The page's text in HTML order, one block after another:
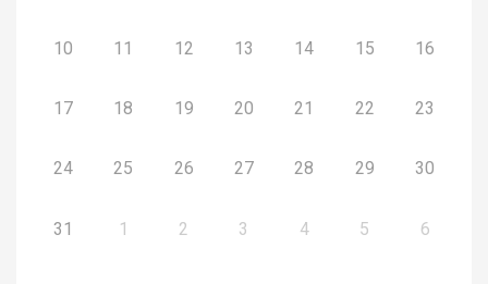
10 11 12 13 14 15 16
17 18 19 20 21 22 23
24 25 26 27 28 29 30
31 1 2 3 4 5 6